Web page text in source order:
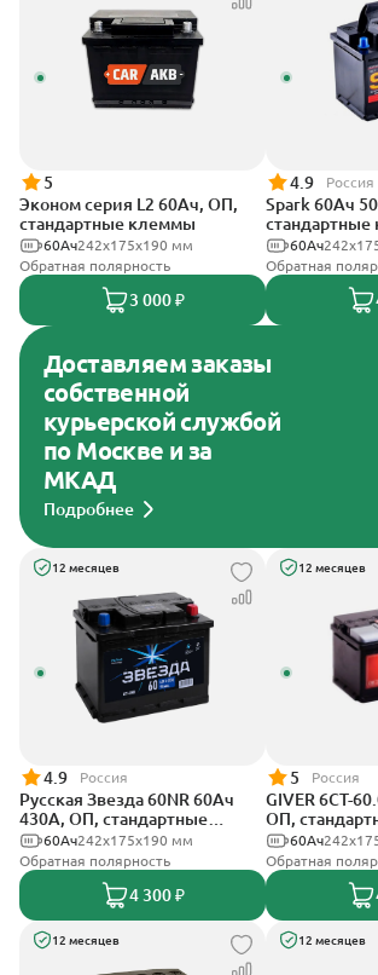
5
Эконом серия L2 60Ач, ОП,
стандартные клеммы
242х175х190 мм
60Ач
Обратная полярность
3 000 ₽
4.9 Россия
Spark 60Ач
60Ач
Обратная
Доставляем заказы
собственной
курьерской службой
по Москве и за
МКАД
Подробнее
12 месяцев
4.9 Россия
Русская Звезда 60NR 60Ач
430А, ОП, стандартные
клеммы242x175x190 мм
60Ач
Обратная полярность
4 300 ₽
12 месяцев
5 Россия
GIVER 6СТ-
ОП,
60Ач
Обратная
12 месяцев 12 месяцев